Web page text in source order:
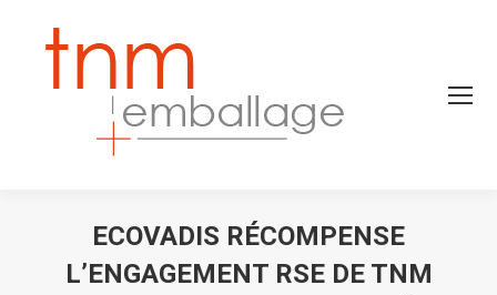
ECOVADIS RÉCOMPENSE
L’ENGAGEMENT RSE DE TNM